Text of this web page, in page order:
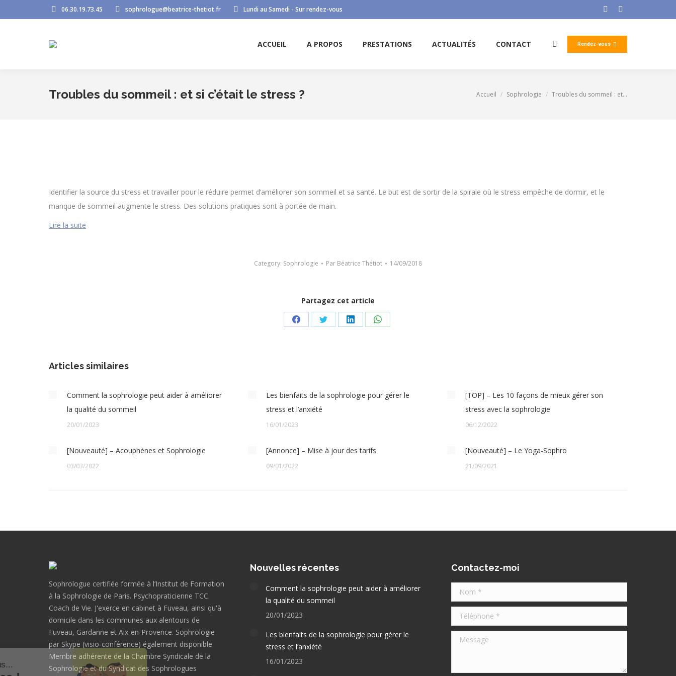
06.30.19.73.45 sophrologue@beatrice-thetiot.fr Lundi au Samedi - Sur rendez-vous
Facebook
opens
in
LinkedIn
in
ACCUEIL A PROPOS PRESTATIONS ACTUALITÉS CONTACT Search: Rendez-vous
Troubles du sommeil : et si c’était le stress ? Vous êtes ici :
Accueil Sophrologie Troubles du sommeil : et…
Identifier la source du stress et travailler pour le réduire permet d’améliorer son sommeil et sa santé. Le but est de sortir de la spirale où le stress empêche de dormir, et le
manque de sommeil augmente le stress. Des solutions pratiques sont à portée de main.
Lire la suite
Category: Sophrologie Par Béatrice Thétiot 14/09/2018
Partagez cet article
Share Share Share Share
Articles similaires
Comment la sophrologie peut aider à améliorer
la qualité du sommeil
20/01/2023
Les bienfaits de la sophrologie pour gérer le
stress et l’anxiété
16/01/2023
[TOP] – Les 10 façons de mieux gérer son
stress avec la sophrologie
06/12/2022
[Nouveauté] – Acouphènes et Sophrologie
03/03/2022
[Annonce] – Mise à jour des tarifs
09/01/2022
[Nouveauté] – Le Yoga-Sophro
21/09/2021
Sophrologue certifiée formée à l’Institut de Formation
à la Sophrologie de Paris. Psychopraticienne TCC.
Coach de Vie. J'exerce en cabinet à Fuveau, ainsi qu'à
domicile dans les communes aux alentours de
Fuveau, Gardanne et Aix-en-Provence. Sophrologie
par Skype (visio-conférence) également disponible.
Membre adhérente de la Chambre Syndicale de la
Sophrologie et du Syndicat des Sophrologues
Nouvelles récentes
Comment la sophrologie peut aider à améliorer
la qualité du sommeil
20/01/2023
Les bienfaits de la sophrologie pour gérer le
stress et l’anxiété
16/01/2023
Contactez-moi
Nom *
Téléphone *
Message
ACCUEIL A PROPOS Search:
Salut c'est nous...